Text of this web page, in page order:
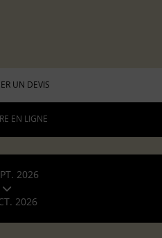
UN DEVIS
EN LIGNE
2026
2026